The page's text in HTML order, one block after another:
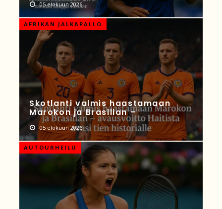
05 elokuun 2026
AFRIKAN JALKAPALLO
Skotlanti valmis haastamaan
Marokon ja Brasilian –
05 elokuun 2026
AUTOURHEILU